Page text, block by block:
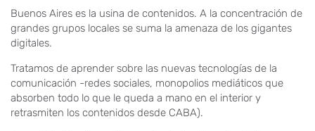
Buenos Aires es la usina de contenidos. A la concentración de
grandes grupos locales se suma la amenaza de los gigantes
digitales.
Tratamos de aprender sobre las nuevas tecnologías de la
comunicación -redes sociales, monopolios mediáticos que
absorben todo lo que le queda a mano en el interior y
retrasmiten los contenidos desde CABA).